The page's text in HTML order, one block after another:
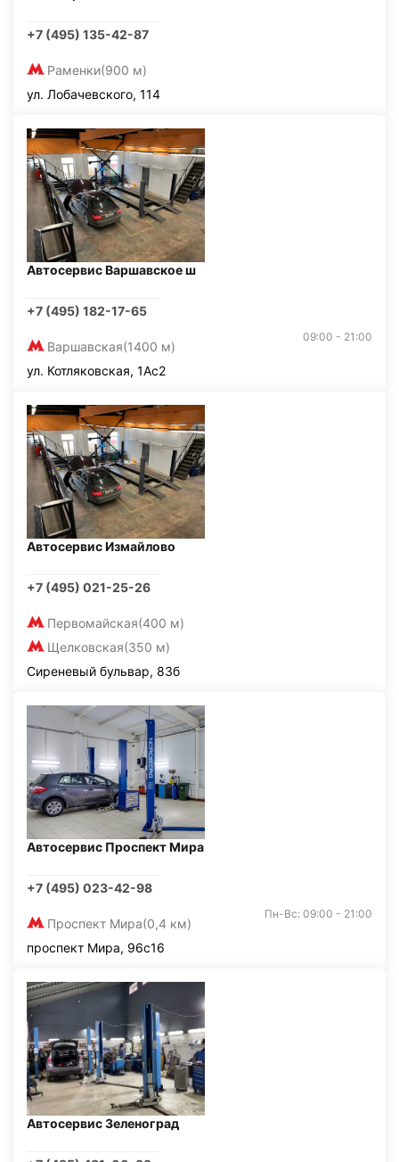
+7 (495) 135-42-87
Раменки(900 м)
ул. Лобачевского, 114
Автосервис Варшавское ш
+7 (495) 182-17-65
Варшавская(1400 м)
09:00 - 21:00
ул. Котляковская, 1Ас2
Автосервис Измайлово
+7 (495) 021-25-26
Первомайская(400 м)
Щелковская(350 м)
Сиреневый бульвар, 83б
Автосервис Проспект Мира
+7 (495) 023-42-98
Проспект Мира(0,4 км)
Пн-Вс: 09:00 - 21:00
проспект Мира, 96с16
Автосервис Зеленоград